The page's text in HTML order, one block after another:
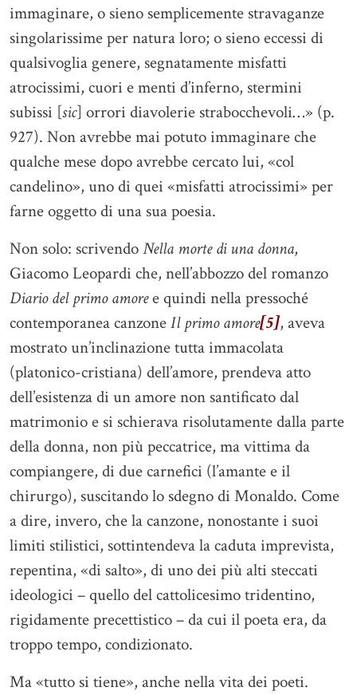
immaginare, o sieno semplicemente stravaganze
singolarissime per natura loro; o sieno eccessi di
qualsivoglia genere, segnatamente misfatti
atrocissimi, cuori e menti d’inferno, stermini
subissi [sic] orrori diavolerie strabocchevoli…» (p.
927). Non avrebbe mai potuto immaginare che
qualche mese dopo avrebbe cercato lui, «col
candelino», uno di quei «misfatti atrocissimi» per
farne oggetto di una sua poesia.
Non solo: scrivendoNella morte di una donna,
Giacomo Leopardi che, nell’abbozzo del romanzo
Diario del primo amoree quindi nella pressoché
contemporanea canzoneIl primo amore[5], aveva
mostrato un’inclinazione tutta immacolata
(platonico-cristiana) dell’amore, prendeva atto
dell’esistenza di un amore non santificato dal
matrimonio e si schierava risolutamente dalla parte
della donna, non più peccatrice, ma vittima da
compiangere, di due carnefici (l’amante e il
chirurgo), suscitando lo sdegno di Monaldo. Come
a dire, invero, che la canzone, nonostante i suoi
limiti stilistici, sottintendeva la caduta imprevista,
repentina, «di salto», di uno dei più alti steccati
ideologici – quello del cattolicesimo tridentino,
rigidamente precettistico – da cui il poeta era, da
troppo tempo, condizionato.
Ma «tutto si tiene», anche nella vita dei poeti.